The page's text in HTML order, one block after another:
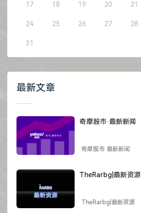
17 18 19 20 21
24 25 26 27 28
31
最新文章
奇摩股市·最新新闻
奇摩股市·最新新闻
TheRarbg|最新资源
TheRarbg|最新资源